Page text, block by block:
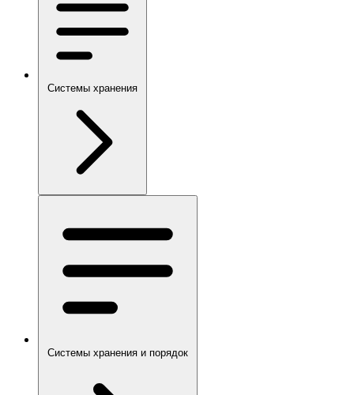
Системы хранения
Системы хранения и порядок